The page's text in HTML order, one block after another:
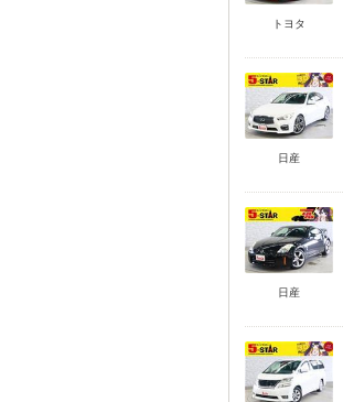
トヨタ
日産
日産